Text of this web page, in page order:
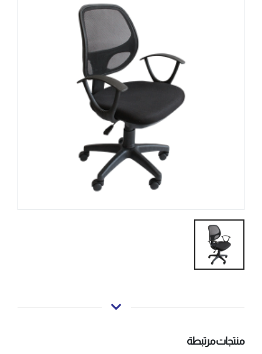
منتجات مرتبطة